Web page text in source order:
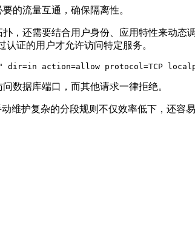
的流量互通，确保隔离性。
，还需要结合用户身份、应用特性来动态
认证的用户才允许访问特定服务。
action=allow protocol=TCP
数据库端口，而其他请求一律拒绝。
维护复杂的分段规则不仅效率低下，还容